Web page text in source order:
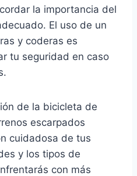
la importancia del
El uso de un
y coderas es
tu seguridad en caso
de la bicicleta de
escarpados
cuidadosa de tus
y los tipos de
con más